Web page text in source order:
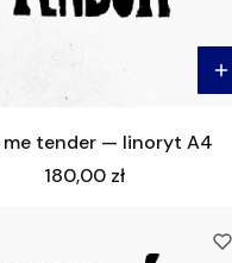
me tender — linoryt A4
Cena
180,00 zł